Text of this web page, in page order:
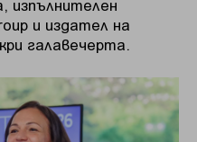
изпълнителен
и издател на
галавечерта.